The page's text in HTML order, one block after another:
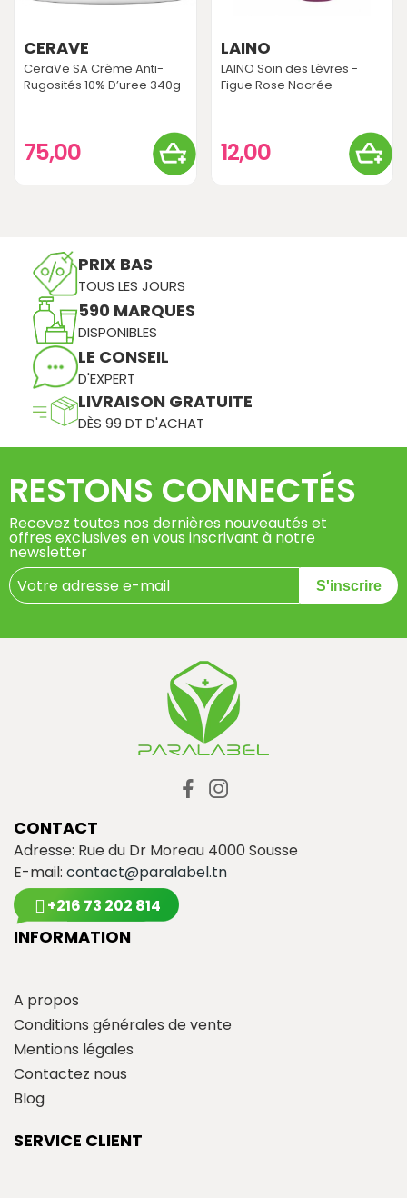
CERAVE
CeraVe SA Crème Anti-
Rugosités 10% D’uree 340g
75,00
LAINO
LAINO Soin des Lèvres -
Figue Rose Nacrée
12,00
PRIX BAS
TOUS LES JOURS
590 MARQUES
DISPONIBLES
LE CONSEIL
D'EXPERT
LIVRAISON GRATUITE
DÈS 99 DT D'ACHAT
RESTONS CONNECTÉS
Recevez toutes nos dernières nouveautés et
offres exclusives en vous inscrivant à notre
newsletter
S'inscrire
CONTACT
Adresse: Rue du Dr Moreau 4000 Sousse
E-mail: contact@paralabel.tn
+216 73 202 814
INFORMATION
A propos
Conditions générales de vente
Mentions légales
Contactez nous
Blog
SERVICE CLIENT